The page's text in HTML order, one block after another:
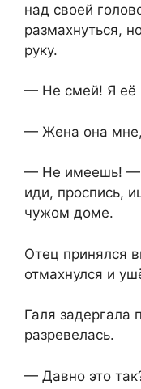
над своей
размахнуться,
руку.
— Не смей! Я её
— Жена она
— Не имеешь! —
иди, проспись,
чужом доме.
Отец принялся
отмахнулся и
Галя задергала
разревелась.
— Давно это